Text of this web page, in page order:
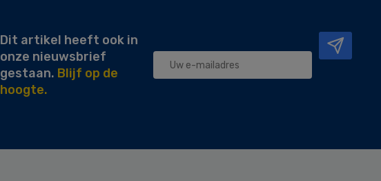
Dit artikel heeft ook in
onze nieuwsbrief
gestaan. Blijf op de
hoogte.